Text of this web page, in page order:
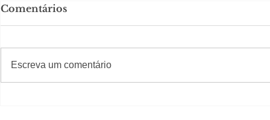
Comentários
Escreva um comentário
#Sugestões